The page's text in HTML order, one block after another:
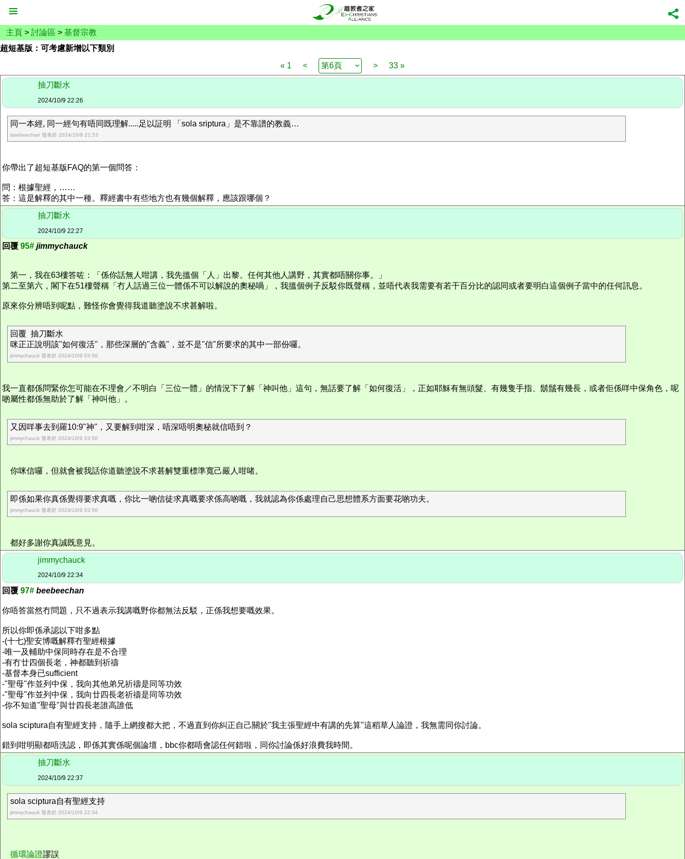
主頁 > 討論區 > 基督宗教
超短基版：可考慮新增以下類別
« 1
< > 33 »
抽刀斷水
2024/10/9 22:26
同一本經, 同一經句有唔同既理解.....足以証明 「sola sriptura」是不靠譜的教義…
beebeechan 發表於 2024/10/9 21:53
你帶出了超短基版FAQ的第一個問答：
問：根據聖經，……
答：這是解釋的其中一種。釋經書中有些地方也有幾個解釋，應該跟哪個？
抽刀斷水
2024/10/9 22:27
回覆 95# jimmychauck
第一，我在63樓答咗：「係你話無人咁講，我先搵個「人」出黎。任何其他人講野，其實都唔關你事。」
第二至第六，閣下在51樓聲稱「冇人話過三位一體係不可以解說的奧秘喎」，我搵個例子反駁你既聲稱，並唔代表我需要有若干百分比的認同或者要明白這個例子當中的任何訊息。
原來你分辨唔到呢點，難怪你會覺得我道聽塗說不求甚解啦。
回覆 抽刀斷水
咪正正說明該"如何復活"，那些深層的"含義"，並不是"信"所要求的其中一部份囉。
jimmychauck 發表於 2024/10/9 03:56
我一直都係問緊你怎可能在不理會／不明白「三位一體」的情況下了解「神叫他」這句，無話要了解「如何復活」，正如耶穌有無頭髮、有幾隻手指、鬍鬚有幾長，或者佢係咩中保角色，呢
啲屬性都係無助於了解「神叫他」。
又因咩事去到羅10:9"神"，又要解到咁深，唔深唔明奧秘就信唔到？
jimmychauck 發表於 2024/10/9 03:56
你咪信囉，但就會被我話你道聽塗說不求甚解雙重標準寬己嚴人咁啫。
即係如果你真係覺得要求真嘅，你比一啲信徒求真嘅要求係高啲嘅，我就認為你係處理自己思想體系方面要花啲功夫。
jimmychauck 發表於 2024/10/9 03:56
都好多謝你真誠既意見。
jimmychauck
2024/10/9 22:34
回覆 97# beebeechan
你唔答當然冇問題，只不過表示我講嘅野你都無法反駁，正係我想要嘅效果。
所以你即係承認以下咁多點
-(十七)聖安博嘅解釋冇聖經根據
-唯一及輔助中保同時存在是不合理
-有冇廿四個長老，神都聽到祈禱
-基督本身已sufficient
-"聖母"作並列中保，我向其他弟兄祈禱是同等功效
-"聖母"作並列中保，我向廿四長老祈禱是同等功效
-你不知道"聖母"與廿四長老誰高誰低
sola sciptura自有聖經支持，隨手上網搜都大把，不過直到你糾正自己關於"我主張聖經中有講的先算"這稻草人論證，我無需同你討論。
錯到咁明顯都唔洗認，即係其實係呢個論壇，bbc你都唔會認任何錯啦，同你討論係好浪費我時間。
抽刀斷水
2024/10/9 22:37
sola sciptura自有聖經支持
jimmychauck 發表於 2024/10/9 22:34
循環論證謬誤